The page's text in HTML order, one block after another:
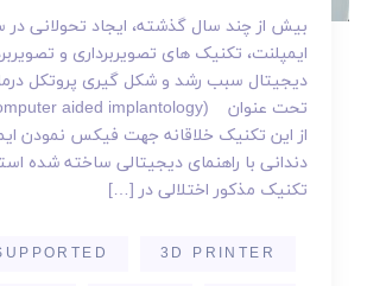
بیش از چند سال گذشته، ایجاد تحولانی
ایمپلنت، تکنیک های تصویربرداری و
دیجیتال سبب رشد و شکل گیری پروتکل
از این تکنیک خلاقانه جهت فیکس نمودن
دندانی با راهنمای دیجیتالی ساخته شده
تکنیک مذکور اختلالی در […]
3D PRINTER